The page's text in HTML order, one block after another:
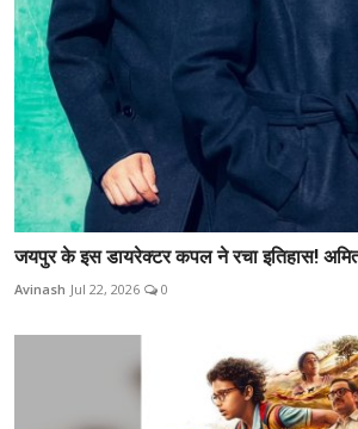
जयपुर के इस डायरेक्टर कपल ने रचा इतिहास!
Avinash Jul 22, 2026 0